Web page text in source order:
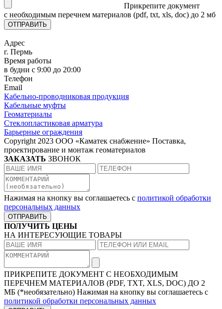
Прикрепите документ
с необходимым перечнем материалов (pdf, txt, xls, doc) до 2 мб
ОТПРАВИТЬ
Адрес
г. Пермь
Время работы
в будни с 9:00 до 20:00
Телефон
Email
Кабельно-проводниковая продукция
Кабельные муфты
Геоматериалы
Стеклопластиковая арматура
Барьерные ограждения
Copyright 2023 ООО «Каматек снабжение» Поставка,
проектирование и монтаж геоматериалов
ЗАКАЗАТЬ ЗВОНОК
Нажимая на кнопку вы соглашаетесь с политикой обработки
персональных данных
ОТПРАВИТЬ
ПОЛУЧИТЬ ЦЕНЫ
НА ИНТЕРЕСУЮЩИЕ ТОВАРЫ
ПРИКРЕПИТЕ ДОКУМЕНТ С НЕОБХОДИМЫМ
ПЕРЕЧНЕМ МАТЕРИАЛОВ (PDF, TXT, XLS, DOC) ДО 2
МБ (*необязательно) Нажимая на кнопку вы соглашаетесь с
политикой обработки персональных данных